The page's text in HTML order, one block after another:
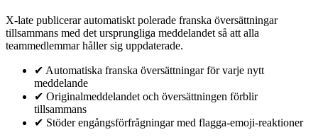
X-late publicerar automatiskt polerade franska översättningar
tillsammans med det ursprungliga meddelandet så att alla
teammedlemmar håller sig uppdaterade.
✔ Automatiska franska översättningar för varje nytt
meddelande
✔ Originalmeddelandet och översättningen förblir
tillsammans
✔ Stöder engångsförfrågningar med flagga-emoji-reaktioner